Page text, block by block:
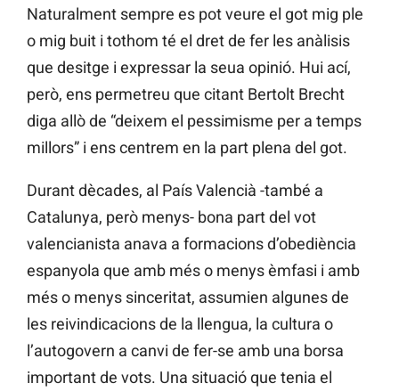
Naturalment sempre es pot veure el got mig ple
o mig buit i tothom té el dret de fer les anàlisis
que desitge i expressar la seua opinió. Hui ací,
però, ens permetreu que citant Bertolt Brecht
diga allò de “deixem el pessimisme per a temps
millors” i ens centrem en la part plena del got.
Durant dècades, al País Valencià -també a
Catalunya, però menys- bona part del vot
valencianista anava a formacions d’obediència
espanyola que amb més o menys èmfasi i amb
més o menys sinceritat, assumien algunes de
les reivindicacions de la llengua, la cultura o
l’autogovern a canvi de fer-se amb una borsa
important de vots. Una situació que tenia el